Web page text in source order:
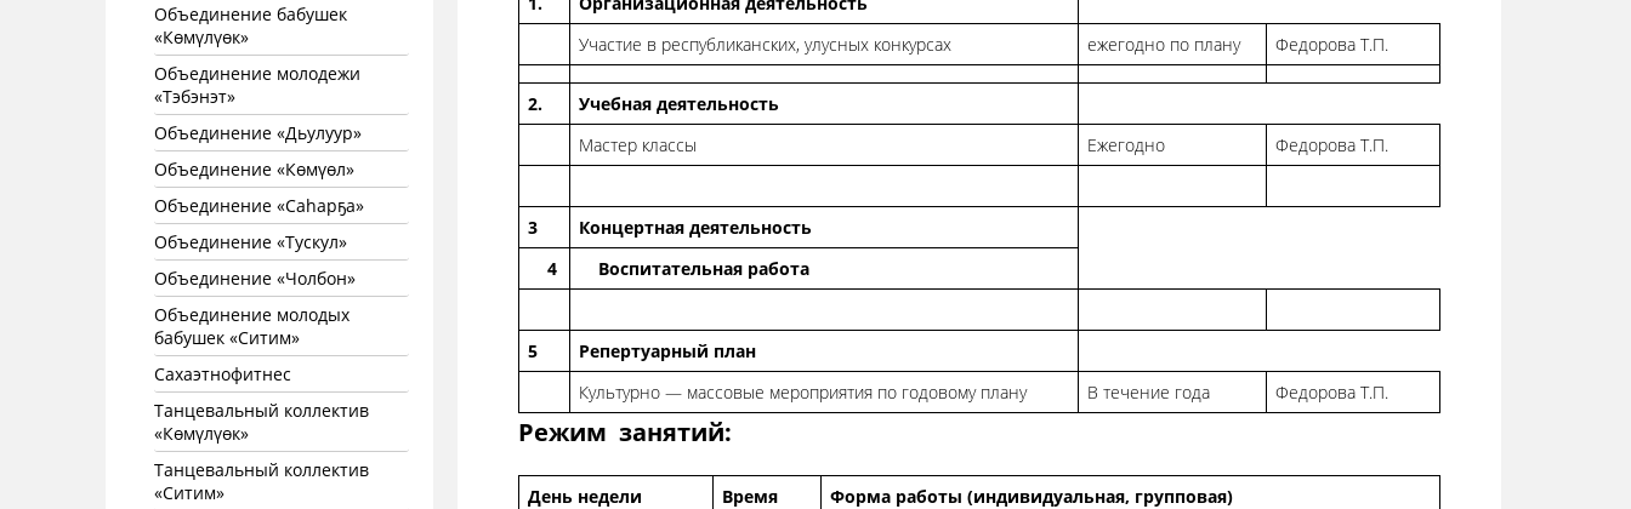
Объединение бабушек
«Көмүлүөк»
Объединение молодежи
«Тэбэнэт»
Объединение «Дьулуур»
Объединение «Көмүөл»
Объединение «Саhарҕа»
Объединение «Тускул»
Объединение «Чолбон»
Объединение молодых
бабушек «Ситим»
Сахаэтнофитнес
Танцевальный коллектив
«Көмүлүөк»
Танцевальный коллектив
«Ситим»
Участие в республиканских, улусных конкурсах
ежегодно по плану Федорова Т.П.
2.
Учебная деятельность
Мастер классы
Ежегодно Федорова Т.П.
3
Концертная деятельность
4
Воспитательная работа
5
Репертуарный план
Культурно — массовые мероприятия по годовому плану
В течение года Федорова Т.П.
Режим занятий:
День недели Время
Форма работы (индивидуальная, групповая)